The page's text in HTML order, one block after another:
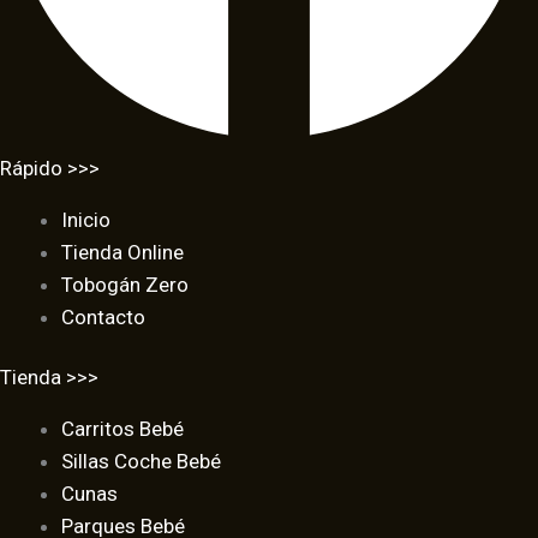
Rápido >>>
Inicio
Tienda Online
Tobogán Zero
Contacto
Tienda >>>
Carritos Bebé
Sillas Coche Bebé
Cunas
Parques Bebé